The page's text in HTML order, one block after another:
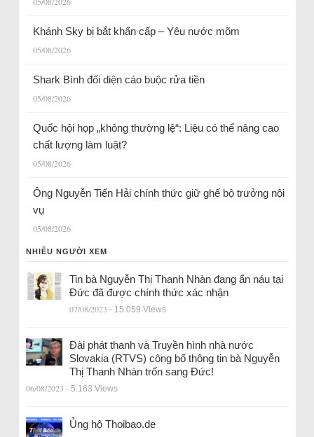
Khánh Sky bị bắt khẩn cấp – Yêu nước mõm
05/08/2026
Shark Bình đối diện cáo buộc rửa tiền
05/08/2026
Quốc hội họp „không thường lệ“: Liệu có thể nâng cao
chất lượng làm luật?
05/08/2026
Ông Nguyễn Tiến Hải chính thức giữ ghế bộ trưởng nội
vụ
05/08/2026
NHIỀU NGƯỜI XEM
Tin bà Nguyễn Thị Thanh Nhàn đang ẩn náu tại
Đức đã được chính thức xác nhận
07/08/2023 - 15.059 Views
Đài phát thanh và Truyền hình nhà nước
Slovakia (RTVS) công bố thông tin bà Nguyễn
Thị Thanh Nhàn trốn sang Đức!
06/08/2023 - 5.163 Views
Ủng hộ Thoibao.de